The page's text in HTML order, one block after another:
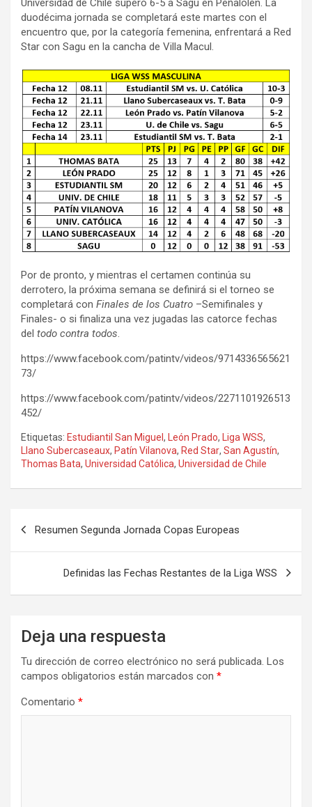
Universidad de Chile superó 6-5 a Sagu en Peñalolén. La
duodécima jornada se completará este martes con el
encuentro que, por la categoría femenina, enfrentará a Red
Star con Sagu en la cancha de Villa Macul.
Por de pronto, y mientras el certamen continúa su
derrotero, la próxima semana se definirá si el torneo se
completará con Finales de los Cuatro –Semifinales y
Finales- o si finaliza una vez jugadas las catorce fechas
del todo contra todos.
https://www.facebook.com/patintv/videos/9714336565621
73/
https://www.facebook.com/patintv/videos/2271101926513
452/
Etiquetas: Estudiantil San Miguel , León Prado, Liga WSS,
Llano Subercaseaux, Patín Vilanova, Red Star, San Agustín,
Thomas Bata, Universidad Católica, Universidad de Chile
Resumen Segunda Jornada Copas Europeas
Definidas las Fechas Restantes de la Liga WSS
Deja una respuesta
Tu dirección de correo electrónico no será publicada. Los
campos obligatorios están marcados con *
Comentario *